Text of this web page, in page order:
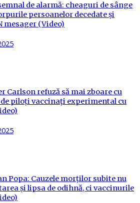
de alarmă: cheaguri de sânge
persoanelor decedate și
mesager (Video)
Carlson refuză să mai zboare cu
piloți vaccinați experimental cu
Popa: Cauzele morților subite nu
și lipsa de odihnă, ci vaccinurile